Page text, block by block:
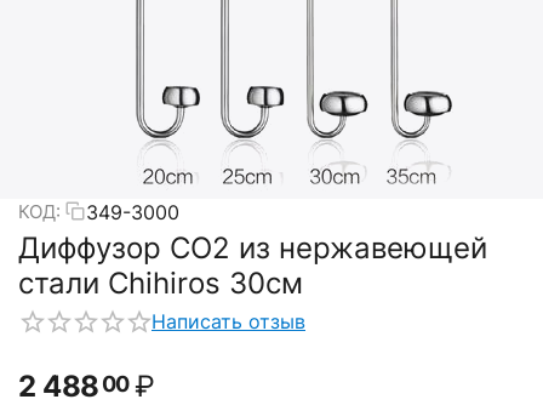
КОД: 349-3000
Диффузор CO2 из нержавеющей
стали Chihiros 30см
Написать отзыв
2 48800 ₽